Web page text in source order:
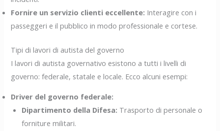
Fornire un servizio clienti eccellente: Interagire con i
passeggeri e il pubblico in modo professionale e cortese.
Tipi di lavori di autista del governo
I lavori di autista governativo esistono a tutti i livelli di
governo: federale, statale e locale. Ecco alcuni esempi:
Driver del governo federale:
Dipartimento della Difesa: Trasporto di personale o
forniture militari.